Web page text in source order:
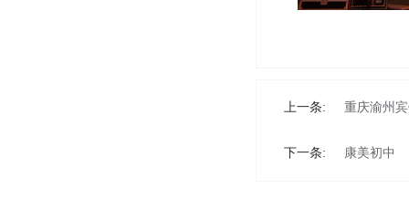
上一条: 重庆渝州
下一条: 康美初中